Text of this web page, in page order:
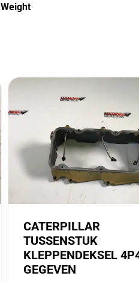
Weight
CATERPILLAR
TUSSENSTUK
KLEPPENDEKSEL
GEGEVEN